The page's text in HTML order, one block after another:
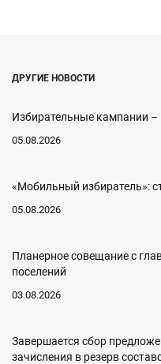
ДРУГИЕ НОВОСТИ
Избирательные кампании –
05.08.2026
«Мобильный избиратель»:
05.08.2026
Планерное совещание с
поселений
03.08.2026
Завершается сбор
зачисления в резерв